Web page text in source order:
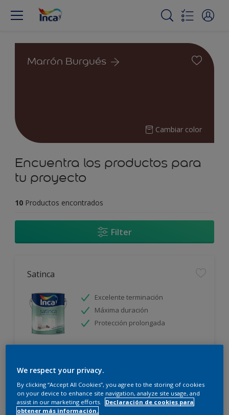
Marrón Burgués
Cambiar color
Encuentra los productos para
tu proyecto
10 Productos encontrados
Filter
Satinca
Excelente terminación
Máxima duración
Protección prolongada
We respect your privacy.
By clicking “Accept All Cookies”, you agree to the storing of cookies
on your device to enhance site navigation, analyze site usage, and
assist in our marketing efforts.
Declaración de cookies para
obtener más información.